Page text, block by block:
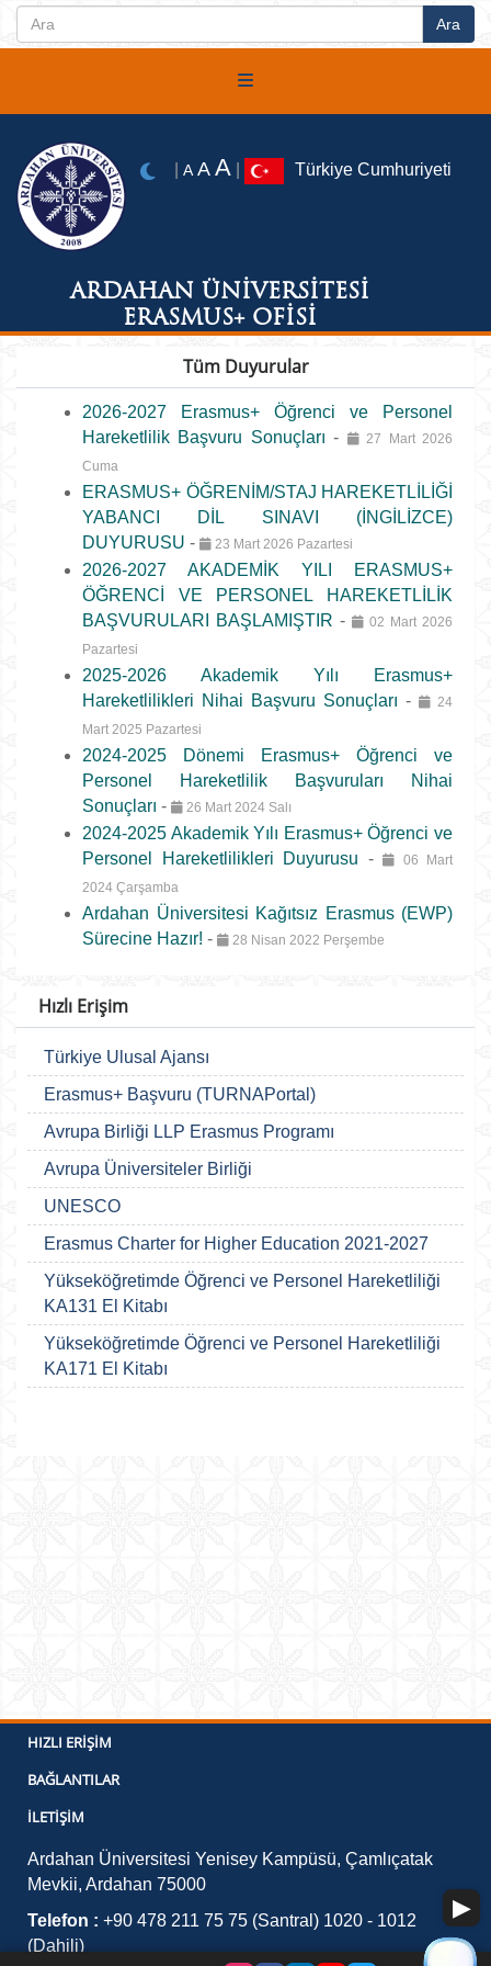
ARDAHAN ÜNİVERSİTESİ
ERASMUS+ OFİSİ
A A A Türkiye Cumhuriyeti
Tüm Duyurular
2026-2027 Erasmus+ Öğrenci ve Personel
Hareketlilik Başvuru Sonuçları-
27 Mart 2026
Cuma
ERASMUS+ ÖĞRENİM/STAJ HAREKETLİLİĞİ
YABANCI DİL SINAVI (İNGİLİZCE)
DUYURUSU - 23 Mart 2026 Pazartesi
2026-2027 AKADEMİK YILI ERASMUS+
ÖĞRENCİ VE PERSONEL HAREKETLİLİK
BAŞVURULARI BAŞLAMIŞTIR -
02 Mart 2026
Pazartesi
2025-2026 Akademik Yılı Erasmus+
Hareketlilikleri Nihai Başvuru Sonuçları -
24
Mart 2025 Pazartesi
2024-2025 Dönemi Erasmus+ Öğrenci ve
Personel Hareketlilik Başvuruları Nihai
Sonuçları - 26 Mart 2024 Salı
2024-2025 Akademik Yılı Erasmus+ Öğrenci ve
Personel Hareketlilikleri Duyurusu -
06 Mart
2024 Çarşamba
Ardahan Üniversitesi Kağıtsız Erasmus (EWP)
Sürecine Hazır! - 28 Nisan 2022 Perşembe
Hızlı Erişim
Türkiye Ulusal Ajansı
Erasmus+ Başvuru (TURNAPortal)
Avrupa Birliği LLP Erasmus Programı
Avrupa Üniversiteler Birliği
UNESCO
Erasmus Charter for Higher Education 2021-2027
Yükseköğretimde Öğrenci ve Personel Hareketliliği
KA131 El Kitabı
Yükseköğretimde Öğrenci ve Personel Hareketliliği
KA171 El Kitabı
HIZLI ERIŞIM
BAĞLANTILAR
İLETIŞIM
Ardahan Üniversitesi Yenisey Kampüsü, Çamlıçatak
Mevkii, Ardahan 75000
Telefon : +90 478 211 75 75 (Santral) 1020 - 1012
(Dahili)